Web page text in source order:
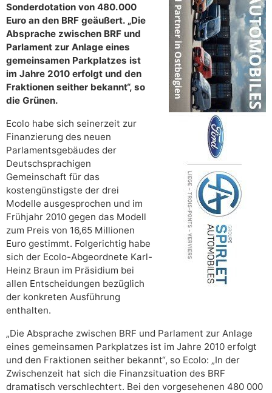
Sonderdotation von 480.000
Euro an den BRF geäußert. „Die
Absprache zwischen BRF und
Parlament zur Anlage eines
gemeinsamen Parkplatzes ist
im Jahre 2010 erfolgt und den
Fraktionen seither bekannt“, so
die Grünen.
Ecolo habe sich seinerzeit zur
Finanzierung des neuen
Parlamentsgebäudes der
Deutschsprachigen
Gemeinschaft für das
kostengünstigste der drei
Modelle ausgesprochen und im
Frühjahr 2010 gegen das Modell
zum Preis von 16,65 Millionen
Euro gestimmt. Folgerichtig habe
sich der Ecolo-Abgeordnete Karl-
Heinz Braun im Präsidium bei
allen Entscheidungen bezüglich
der konkreten Ausführung
enthalten.
„Die Absprache zwischen BRF und Parlament zur Anlage
eines gemeinsamen Parkplatzes ist im Jahre 2010 erfolgt
und den Fraktionen seither bekannt“, so Ecolo: „In der
Zwischenzeit hat sich die Finanzsituation des BRF
dramatisch verschlechtert. Bei den vorgesehenen 480 000